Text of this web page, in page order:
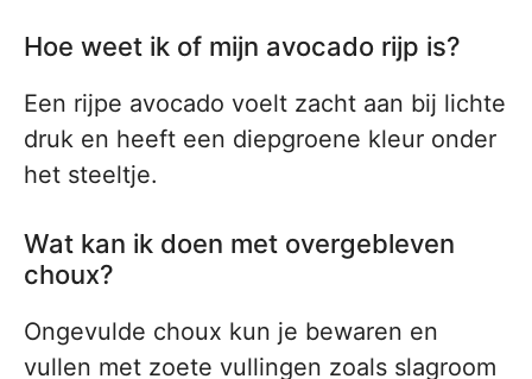
Hoe weet ik of mijn avocado rijp is?
Een rijpe avocado voelt zacht aan bij lichte
druk en heeft een diepgroene kleur onder
het steeltje.
Wat kan ik doen met overgebleven
choux?
Ongevulde choux kun je bewaren en
vullen met zoete vullingen zoals slagroom